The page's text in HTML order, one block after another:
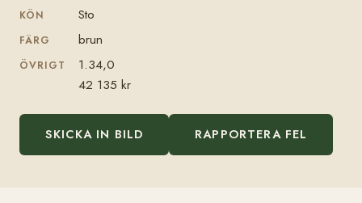
KÖN Sto
FÄRG brun
ÖVRIGT
1.34,0
42 135 kr
SKICKA IN BILD RAPPORTERA FEL